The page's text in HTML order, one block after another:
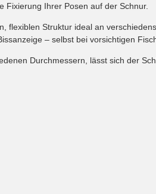
Fixierung Ihrer Posen auf der Schnur.
flexiblen Struktur ideal an
– selbst bei vorsichtigen
Durchmessern, lässt sich der